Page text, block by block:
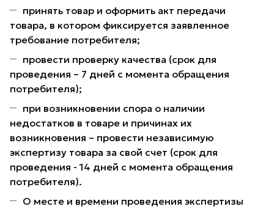
принять товар и оформить акт передачи
товара, в котором фиксируется заявленное
требование потребителя;
провести проверку качества (срок для
проведения – 7 дней с момента обращения
потребителя);
при возникновении спора о наличии
недостатков в товаре и причинах их
возникновения – провести независимую
экспертизу товара за свой счет (срок для
проведения - 14 дней с момента обращения
потребителя).
О месте и времени проведения экспертизы